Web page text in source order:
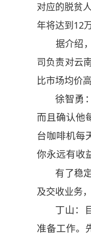
对应的脱贫
年将达到12
据介绍，“
司负责对云
比市场均价
徐智勇
而且确认他
台咖啡机每
你永远有收
有了稳定
及交收业务
丁山：
准备工作。